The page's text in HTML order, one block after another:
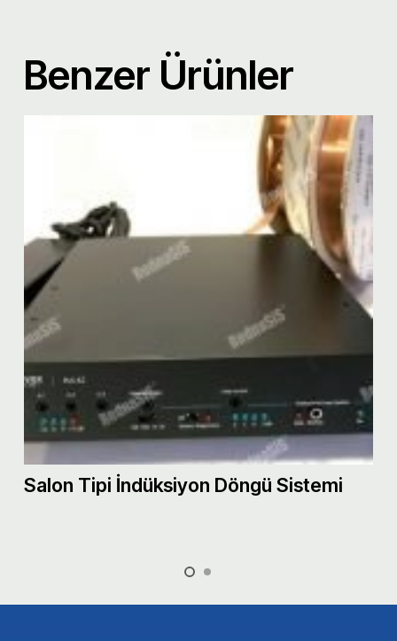
Benzer Ürünler
Salon Tipi İndüksiyon Döngü Sistemi